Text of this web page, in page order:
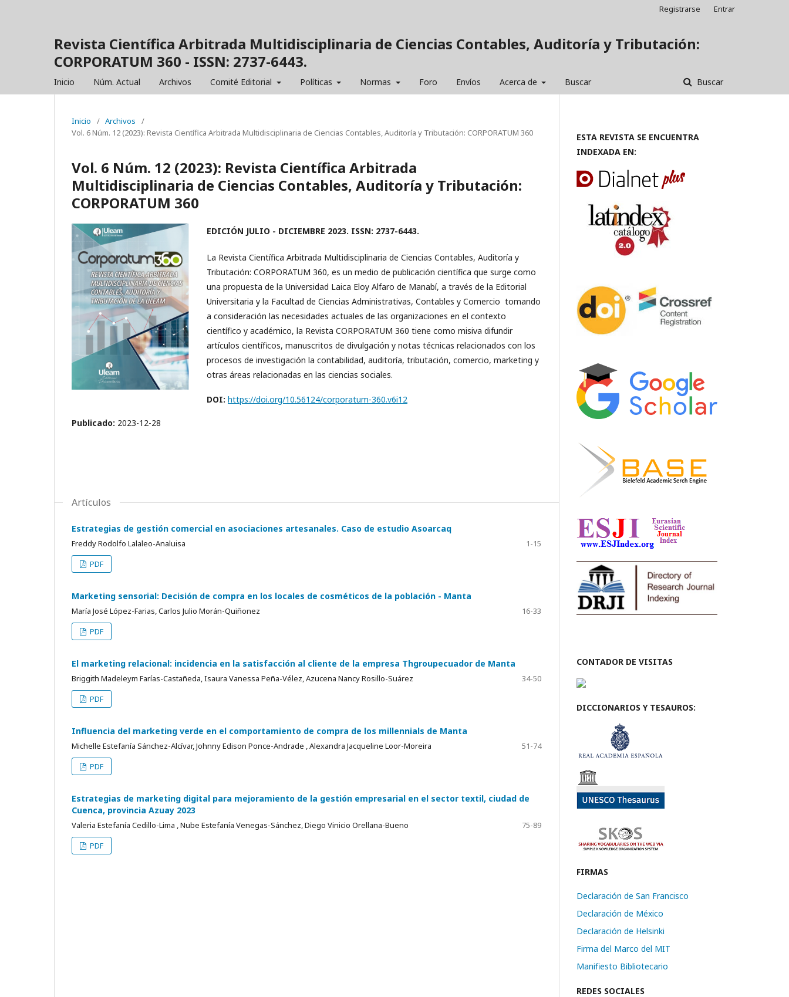
Revista Científica Arbitrada Multidisciplinaria de Ciencias Contables, Auditoría y Tributación:
CORPORATUM 360 - ISSN: 2737-6443.
Inicio Núm. Actual Archivos Comité Editorial Políticas Normas Foro Envíos Acerca de Buscar Buscar
Registrarse Entrar
Inicio / Archivos
/
Vol. 6 Núm. 12 (2023): Revista Científica Arbitrada Multidisciplinaria de Ciencias Contables, Auditoría y Tributación: CORPORATUM 360
Vol. 6 Núm. 12 (2023): Revista Científica Arbitrada
Multidisciplinaria de Ciencias Contables, Auditoría y Tributación:
CORPORATUM 360
EDICIÓN JULIO - DICIEMBRE 2023. ISSN: 2737-6443.
La Revista Científica Arbitrada Multidisciplinaria de Ciencias Contables, Auditoría y
Tributación: CORPORATUM 360, es un medio de publicación científica que surge como
una propuesta de la Universidad Laica Eloy Alfaro de Manabí, a través de la Editorial
Universitaria y la Facultad de Ciencias Administrativas, Contables y Comercio tomando
a consideración las necesidades actuales de las organizaciones en el contexto
científico y académico, la Revista CORPORATUM 360 tiene como misiva difundir
artículos científicos, manuscritos de divulgación y notas técnicas relacionados con los
procesos de investigación la contabilidad, auditoría, tributación, comercio, marketing y
otras áreas relacionadas en las ciencias sociales.
DOI: https://doi.org/10.56124/corporatum-360.v6i12
Publicado: 2023-12-28
Artículos
Estrategias de gestión comercial en asociaciones artesanales. Caso de estudio Asoarcaq
Freddy Rodolfo Lalaleo-Analuisa
1-15
PDF
Marketing sensorial: Decisión de compra en los locales de cosméticos de la población - Manta
María José López-Farias, Carlos Julio Morán-Quiñonez
16-33
PDF
El marketing relacional: incidencia en la satisfacción al cliente de la empresa Thgroupecuador de Manta
Briggith Madeleym Farías-Castañeda, Isaura Vanessa Peña-Vélez, Azucena Nancy Rosillo-Suárez
34-50
PDF
Influencia del marketing verde en el comportamiento de compra de los millennials de Manta
Michelle Estefanía Sánchez-Alcívar, Johnny Edison Ponce-Andrade , Alexandra Jacqueline Loor-Moreira
51-74
PDF
Estrategias de marketing digital para mejoramiento de la gestión empresarial en el sector textil, ciudad de
Cuenca, provincia Azuay 2023
Valeria Estefanía Cedillo-Lima , Nube Estefanía Venegas-Sánchez, Diego Vinicio Orellana-Bueno
75-89
PDF
ESTA REVISTA SE ENCUENTRA
INDEXADA EN:
CONTADOR DE VISITAS
DICCIONARIOS Y TESAUROS:
FIRMAS
Declaración de San Francisco
Declaración de México
Declaración de Helsinki
Firma del Marco del MIT
Manifiesto Bibliotecario
REDES SOCIALES